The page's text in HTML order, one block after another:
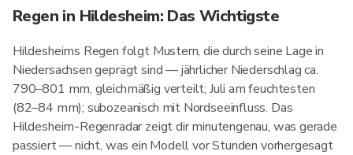
Regen in Hildesheim: Das Wichtigste
Hildesheims Regen folgt Mustern, die durch seine Lage in
Niedersachsen geprägt sind — jährlicher Niederschlag ca.
790–801 mm, gleichmäßig verteilt; Juli am feuchtesten
(82–84 mm); subozeanisch mit Nordseeinfluss. Das
Hildesheim-Regenradar zeigt dir minutengenau, was gerade
passiert — nicht, was ein Modell vor Stunden vorhergesagt